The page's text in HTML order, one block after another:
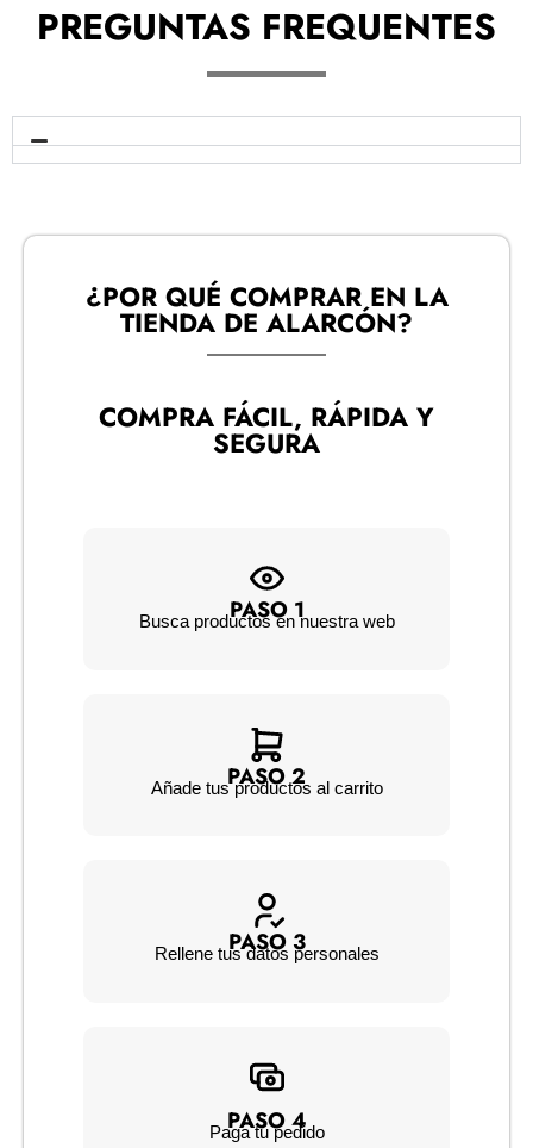
PREGUNTAS FREQUENTES
¿POR QUÉ COMPRAR EN LA
TIENDA DE ALARCÓN?​
COMPRA FÁCIL, RÁPIDA Y
SEGURA
PASO 1
Busca productos en nuestra web
PASO 2
Añade tus productos al carrito
PASO 3
Rellene tus datos personales
PASO 4
Paga tu pedido